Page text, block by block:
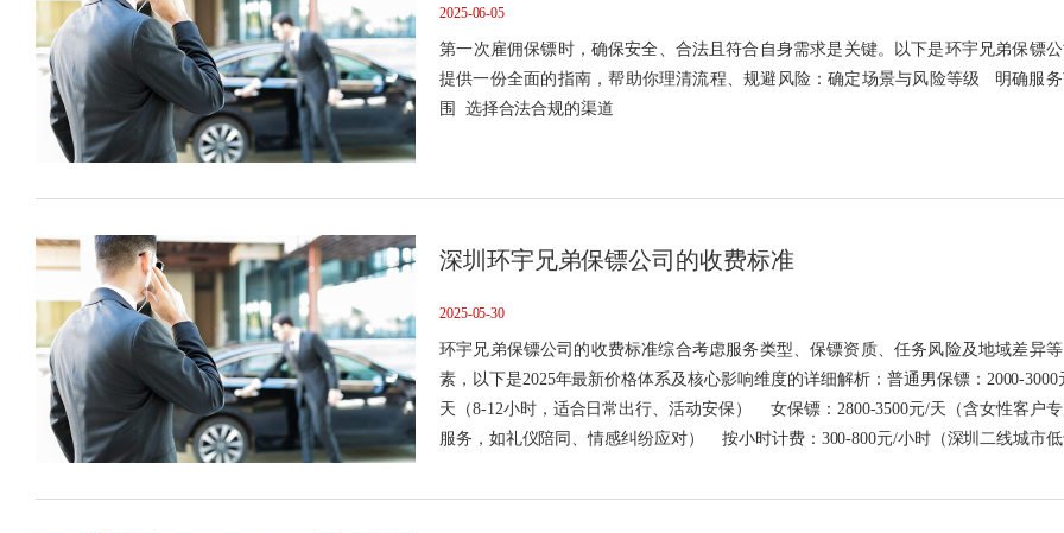
2025-06-05
第一次雇佣保镖时，确保安全、合法且符合自身需求是关键。以下是环宇兄弟保镖公
提供一份全面的指南，帮助你理清流程、规避风险：确定场景与风险等级 明确服
围 选择合法合规的渠道
深圳环宇兄弟保镖公司的收费标准
2025-05-30
环宇兄弟保镖公司的收费标准综合考虑服务类型、保镖资质、任务风险及地域差异等
素，以下是2025年最新价格体系及核心影响维度的详细解析：普通男保镖：2000-3000
天（8-12小时，适合日常出行、活动安保） 女保镖：2800-3500元/天（含女性客户
服务，如礼仪陪同、情感纠纷应对） 按小时计费：300-800元/小时（深圳二线城市